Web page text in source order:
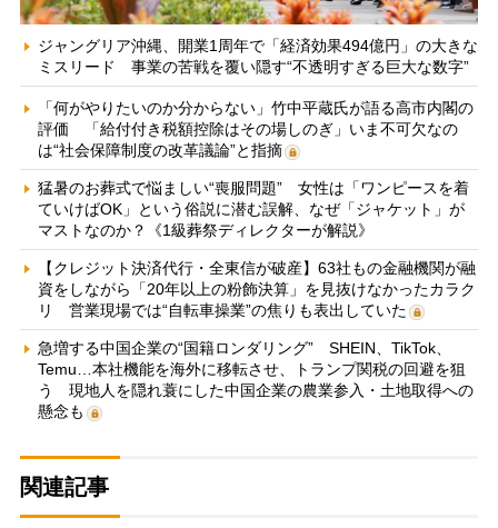
ジャングリア沖縄、開業1周年で「経済効果494億円」の大きな
ミスリード 事業の苦戦を覆い隠す“不透明すぎる巨大な数字”
「何がやりたいのか分からない」竹中平蔵氏が語る高市内閣の
評価 「給付付き税額控除はその場しのぎ」いま不可欠なの
は“社会保障制度の改革議論”と指摘
猛暑のお葬式で悩ましい“喪服問題” 女性は「ワンピースを着
ていけばOK」という俗説に潜む誤解、なぜ「ジャケット」が
マストなのか？《1級葬祭ディレクターが解説》
【クレジット決済代行・全東信が破産】63社もの金融機関が融
資をしながら「20年以上の粉飾決算」を見抜けなかったカラク
リ 営業現場では“自転車操業”の焦りも表出していた
急増する中国企業の“国籍ロンダリング” SHEIN、TikTok、
Temu…本社機能を海外に移転させ、トランプ関税の回避を狙
う 現地人を隠れ蓑にした中国企業の農業参入・土地取得への
懸念も
関連記事